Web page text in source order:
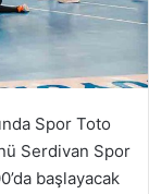
Spor Toto
Serdivan Spor
başlayacak